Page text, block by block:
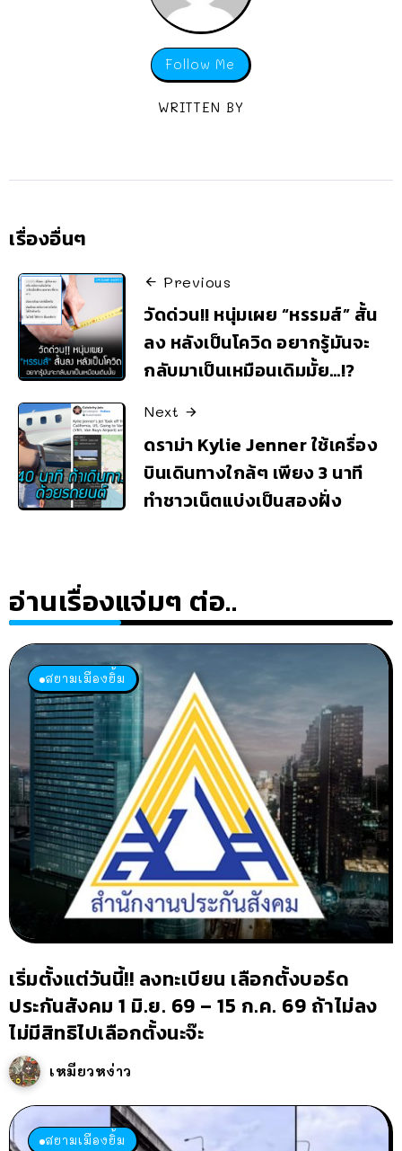
Follow Me
WRITTEN BY
เรื่องอื่นๆ
Previous
วัดด่วน!! หนุ่มเผย “หรรมส์” สั้น
ลง หลังเป็นโควิด อยากรู้มันจะ
กลับมาเป็นเหมือนเดิมมั้ย…!?
Next
ดราม่า Kylie Jenner ใช้เครื่อง
บินเดินทางใกล้ๆ เพียง 3 นาที
ทำชาวเน็ตแบ่งเป็นสองฝั่ง
อ่านเรื่องแจ่มๆ ต่อ..
สยามเมืองยิ้ม
เริ่มตั้งแต่วันนี้!! ลงทะเบียน เลือกตั้งบอร์ด
ประกันสังคม 1 มิ.ย. 69 – 15 ก.ค. 69 ถ้าไม่ลง
ไม่มีสิทธิไปเลือกตั้งนะจ๊ะ
เหมียวหง่าว
สยามเมืองยิ้ม